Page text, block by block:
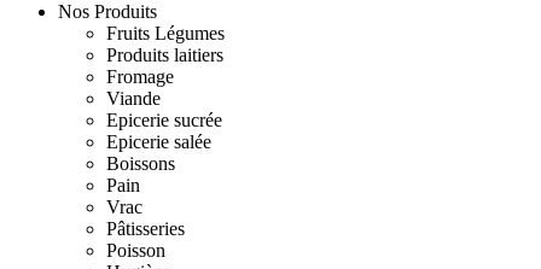
Nos Produits
Fruits Légumes
Produits laitiers
Fromage
Viande
Epicerie sucrée
Epicerie salée
Boissons
Pain
Vrac
Pâtisseries
Poisson